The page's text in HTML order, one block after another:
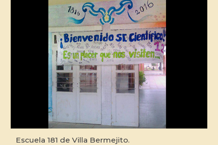
Escuela 181 de Villa Bermejito.